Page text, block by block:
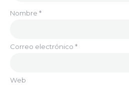
Nombre *
Correo electrónico *
Web